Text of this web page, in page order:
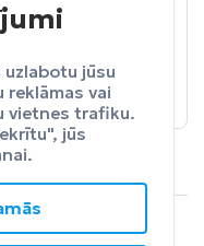
jūsu
reklāmas vai
vietnes trafiku.
jūs